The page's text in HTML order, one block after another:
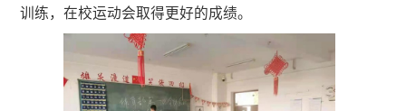
训练，在校运动会取得更好的成绩。